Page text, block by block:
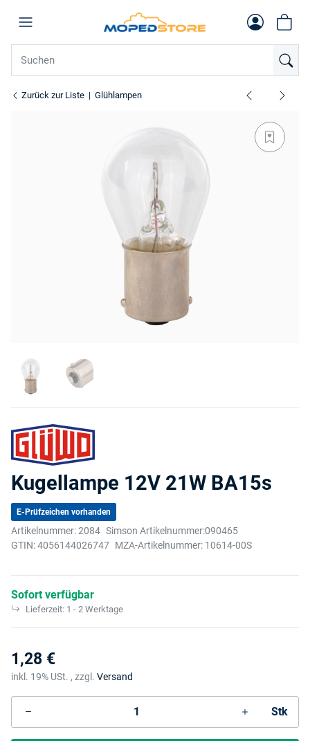
Zurück zur Liste Glühlampen
Kugellampe 12V 21W BA15s
E-Prüfzeichen vorhanden
Artikelnummer:2084 Simson Artikelnummer:090465
GTIN:4056144026747 MZA-Artikelnummer: 10614-00S
Sofort verfügbar
Lieferzeit: 1 - 2 Werktage
1,28 €
inkl. 19% USt. , zzgl. Versand
Stk